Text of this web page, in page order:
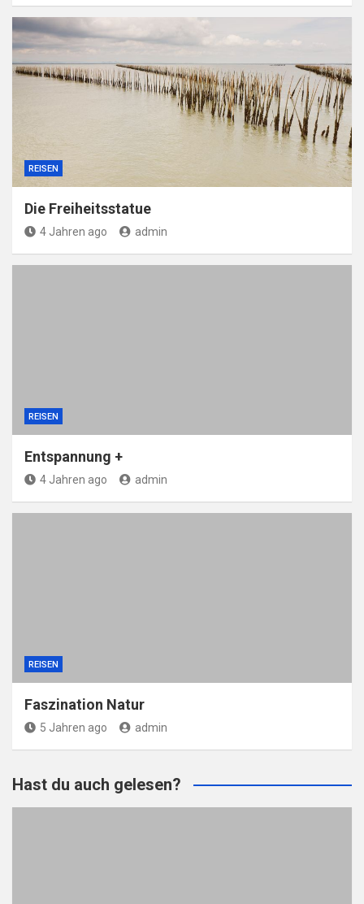
REISEN
Die Freiheitsstatue
4 Jahren ago admin
REISEN
Entspannung +
4 Jahren ago admin
REISEN
Faszination Natur
5 Jahren ago admin
Hast du auch gelesen?